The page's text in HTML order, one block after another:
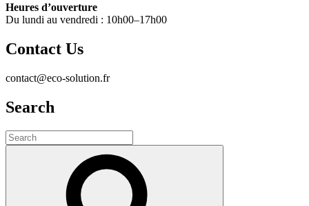
Heures d’ouverture
Du lundi au vendredi : 10h00–17h00
Contact Us
contact@eco-solution.fr
Search
Search
for: